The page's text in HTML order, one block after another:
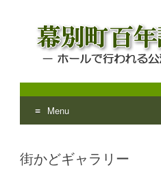
幕別町百
ホールで行われる公演や講
Menu
to
content
街かどギャラリー